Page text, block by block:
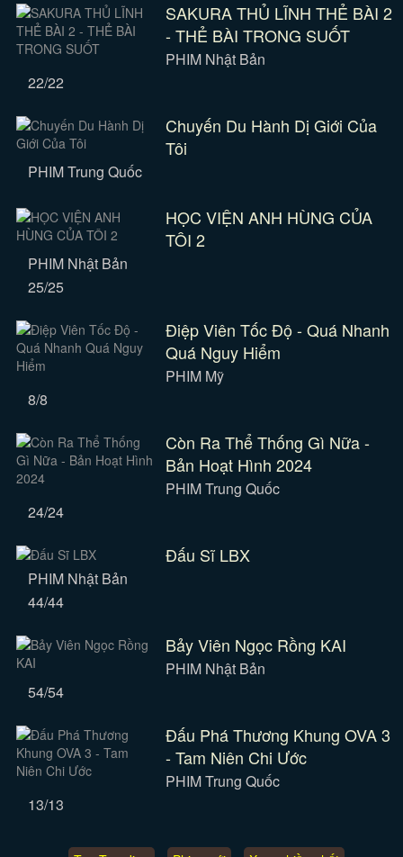
SAKURA THỦ LĨNH THẺ BÀI 2
- THẺ BÀI TRONG SUỐT
PHIM Nhật Bản
22/22
Chuyến Du Hành Dị Giới Của
Tôi
PHIM Trung Quốc
HỌC VIỆN ANH HÙNG CỦA
TÔI 2
PHIM Nhật Bản
25/25
Điệp Viên Tốc Độ - Quá Nhanh
Quá Nguy Hiểm
PHIM Mỹ
8/8
Còn Ra Thể Thống Gì Nữa -
Bản Hoạt Hình 2024
PHIM Trung Quốc
24/24
Đấu Sĩ LBX
PHIM Nhật Bản
44/44
Bảy Viên Ngọc Rồng KAI
PHIM Nhật Bản
54/54
Đấu Phá Thương Khung OVA 3
- Tam Niên Chi Ước
PHIM Trung Quốc
13/13